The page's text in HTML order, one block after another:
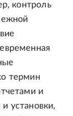
контроль
термин
и
установки,